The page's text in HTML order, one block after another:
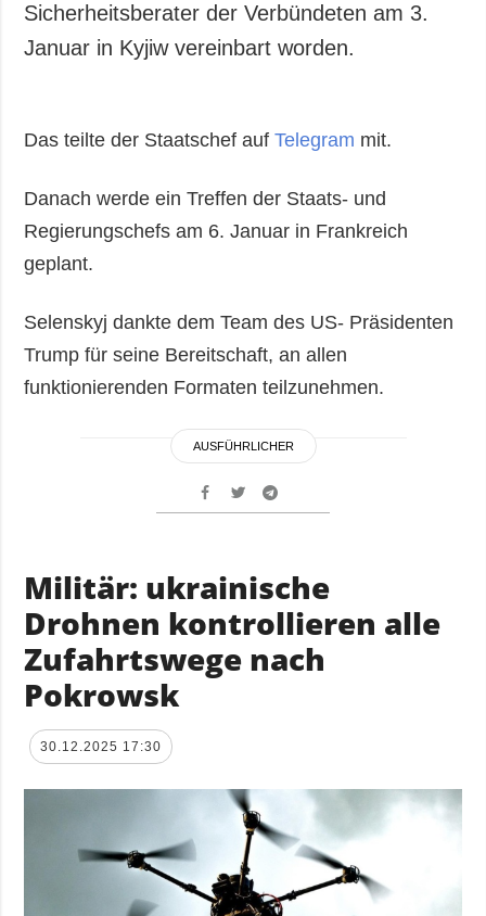
Sicherheitsberater der Verbündeten am 3.
Januar in Kyjiw vereinbart worden.
Das teilte der Staatschef aufTelegram mit.
Danach werde ein Treffen der Staats- und
Regierungschefs am 6. Januar in Frankreich
geplant.
Selenskyj dankte dem Team des US- Präsidenten
Trump für seine Bereitschaft, an allen
funktionierenden Formaten teilzunehmen.
AUSFÜHRLICHER
Militär: ukrainische
Drohnen kontrollieren alle
Zufahrtswege nach
Pokrowsk
30.12.2025 17:30